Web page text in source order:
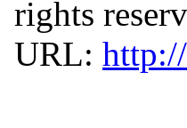
rights
URL: